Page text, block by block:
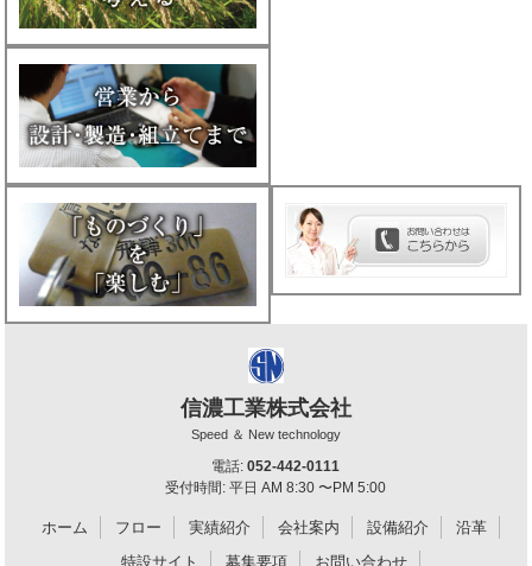
信濃工業株式会社
Speed ＆ New technology
電話:052-442-0111
受付時間: 平日 AM 8:30 〜PM 5:00
ホーム フロー 実績紹介 会社案内 設備紹介
沿革
特設サイト
募集要項 お問い合わせ